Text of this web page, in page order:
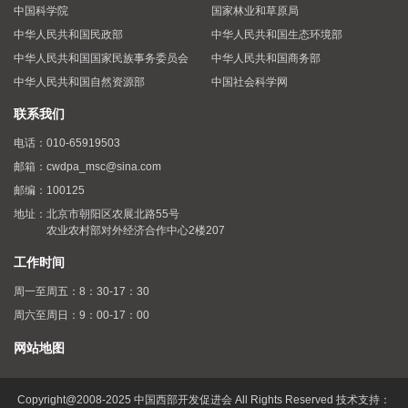
中国科学院
国家林业和草原局
中华人民共和国民政部
中华人民共和国生态环境部
中华人民共和国国家民族事务委员会
中华人民共和国商务部
中华人民共和国自然资源部
中国社会科学网
联系我们
电话： 010-65919503
邮箱： cwdpa_msc@sina.com
邮编： 100125
地址： 北京市朝阳区农展北路55号
农业农村部对外经济合作中心2楼207
工作时间
周一至周五：8：30-17：30
周六至周日：9：00-17：00
网站地图
Copyright@2008-2025 中国西部开发促进会 All Rights Reserved 技术支持：